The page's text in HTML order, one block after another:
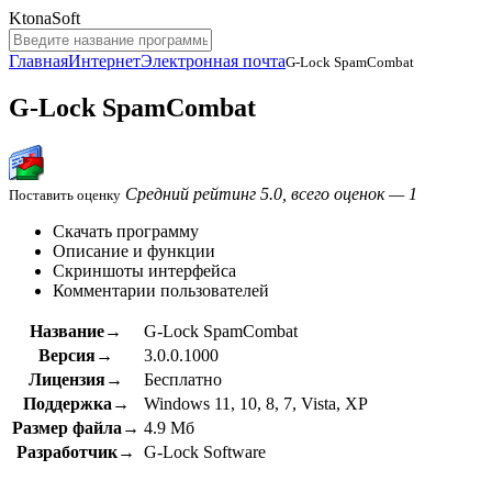
KtonaSoft
ГлавнаяИнтернетЭлектронная почтаG-Lock SpamCombat
G-Lock SpamCombat
Поставить оценку Средний рейтинг 5.0, всего оценок — 1
Скачать программу
Описание и функции
Скриншоты интерфейса
Комментарии пользователей
Название→
G-Lock SpamCombat
Версия→
3.0.0.1000
Лицензия→
Бесплатно
Поддержка→
Windows 11, 10, 8, 7, Vista, XP
Размер файла→ 4.9 Мб
Разработчик→
G-Lock Software